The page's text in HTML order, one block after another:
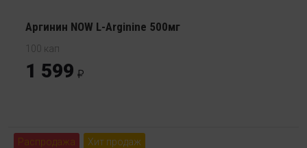
Аргинин NOW L-Arginine 500мг
100 кап
1 599
Распродажа Хит продаж